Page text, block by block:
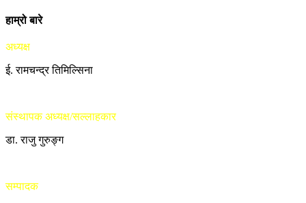
हाम्रो बारे
अध्यक्ष
ई. रामचन्द्र तिमिल्सिना
संस्थापक अध्यक्ष/सल्लाहकार
डा. राजु गुरुङ्ग
सम्पादक